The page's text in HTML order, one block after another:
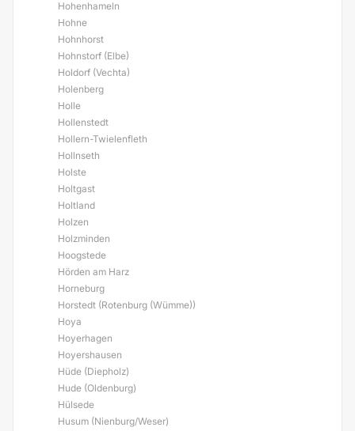
Hohenhameln
Hohne
Hohnhorst
Hohnstorf (Elbe)
Holdorf (Vechta)
Holenberg
Holle
Hollenstedt
Hollern-Twielenfleth
Hollnseth
Holste
Holtgast
Holtland
Holzen
Holzminden
Hoogstede
Hörden am Harz
Horneburg
Horstedt (Rotenburg (Wümme))
Hoya
Hoyerhagen
Hoyershausen
Hüde (Diepholz)
Hude (Oldenburg)
Hülsede
Husum (Nienburg/Weser)